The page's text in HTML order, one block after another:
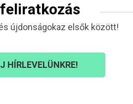
újdonságokaz elsők között!
HÍRLEVELÜNKRE!